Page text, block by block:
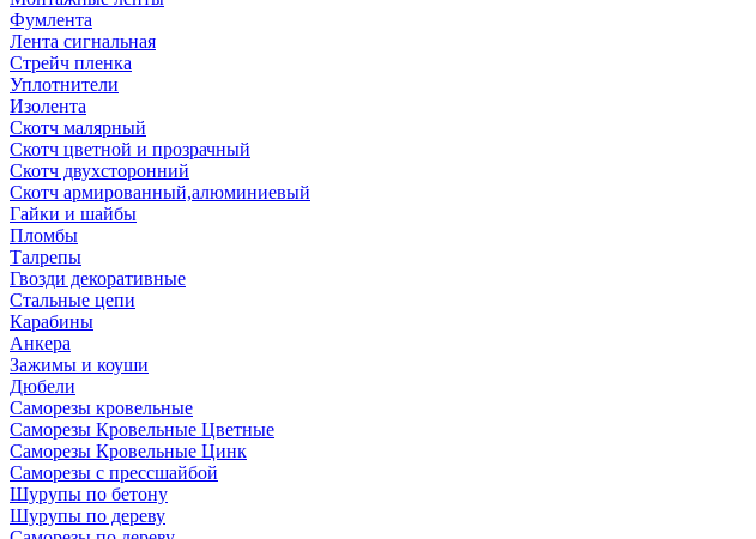
Фумлента
Лента сигнальная
Стрейч пленка
Уплотнители
Изолента
Скотч малярный
Скотч цветной и прозрачный
Скотч двухсторонний
Скотч армированный,алюминиевый
Гайки и шайбы
Пломбы
Талрепы
Гвозди декоративные
Стальные цепи
Карабины
Анкера
Зажимы и коуши
Дюбели
Саморезы кровельные
Саморезы Кровельные Цветные
Саморезы Кровельные Цинк
Саморезы с прессшайбой
Шурупы по бетону
Шурупы по дереву